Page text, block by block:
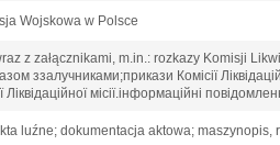
Wojskowa w Polsce
z załącznikami, m.in.: rozkazy Komisji
ззалучниками;прикази Комісії
місії.інформаційні
luźne; dokumentacja aktowa; maszynopis,